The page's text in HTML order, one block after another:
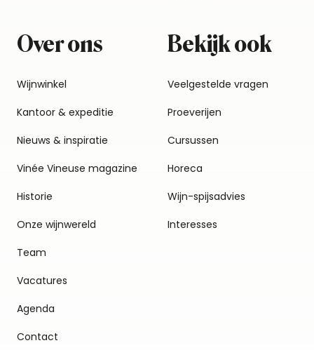
Over ons
Wijnwinkel
Kantoor & expeditie
Nieuws & inspiratie
Vinée Vineuse magazine
Historie
Onze wijnwereld
Team
Vacatures
Agenda
Contact
Bekijk ook
Veelgestelde vragen
Proeverijen
Cursussen
Horeca
Wijn-spijsadvies
Interesses